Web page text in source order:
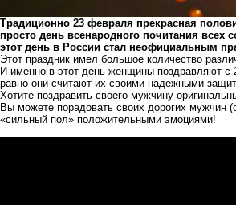
Традиционно 23 февраля прекрасная
просто день всенародного почитания всех
этот день в России стал неофициальным
Этот праздник имел большое количество
И именно в этот день женщины поздравляют
равно они считают их своими надежными
Хотите поздравить своего мужчину
Вы можете порадовать своих дорогих мужчин
«сильный пол» положительными эмоциями!